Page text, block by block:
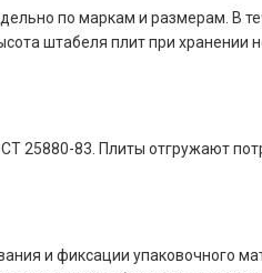
по маркам и размерам. В
штабеля плит при хранении
25880-83. Плиты отгружают
и фиксации упаковочного